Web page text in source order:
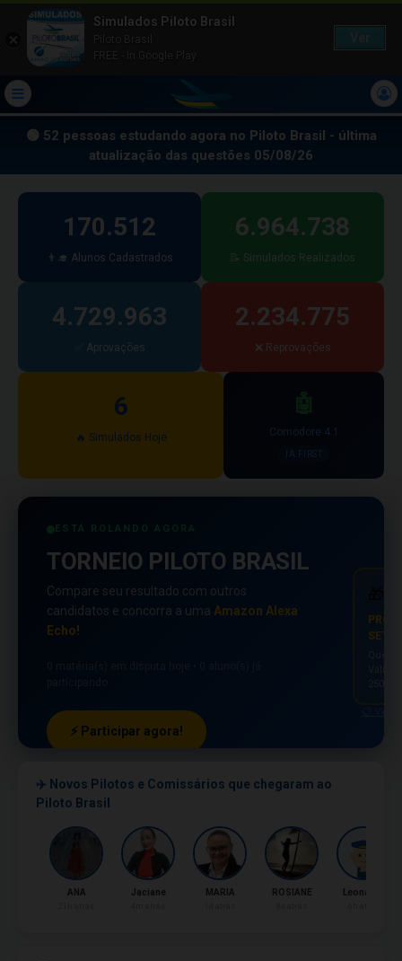
🟢 52 pessoas estudando agora no Piloto Brasil - última
atualização das questões 05/08/26
170.512
👨‍🎓 Alunos Cadastrados
6.964.738
📝 Simulados Realizados
4.729.963
✅ Aprovações
2.234.775
❌ Reprovações
6
🔥 Simulados Hoje Comodore 4.1
IA FIRST
ESTÁ ROLANDO AGORA
TORNEIO PILOTO BRASIL
Compare seu resultado com outros
candidatos e concorra a uma Amazon Alexa
Echo!
⚡ Participar agora!
✈️ Novos Pilotos e Comissários que chegaram ao
Piloto Brasil
Jaciane MARIA ROSIANE Leonardo gabriel
Simulados Piloto Brasil
Piloto Brasil
FREE - In Google Play